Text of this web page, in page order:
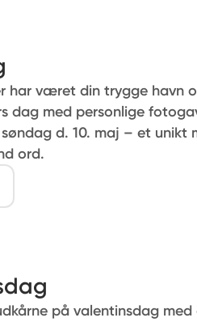
har været din trygge havn
dag med personlige
d. 10. maj – et unikt
ord.
på valentinsdag med